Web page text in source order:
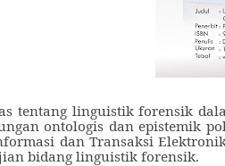
tentang linguistik forensik
ontologis dan epistemik
dan Transaksi
bidang linguistik forensik.